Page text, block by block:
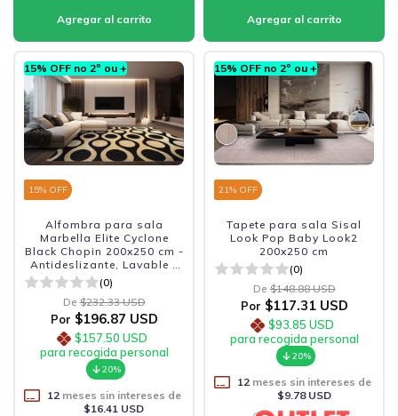
15% OFF no 2º ou +
15% OFF
Alfombra para sala
Marbella Elite Cyclone
Black Chopin 200x250 cm -
Antideslizante, Lavable y
Sofisticada.
(0)
De $232.33 USD
Por $196.87 USD
$157.50 USD
para recogida personal
20%
12meses sin intereses de
$16.41 USD
15% OFF no 2º ou +
21% OFF
Tapete para sala Sisal
Look Pop Baby Look2
200x250 cm
(0)
De $148.88 USD
Por $117.31 USD
$93.85 USD
para recogida personal
20%
12meses sin intereses de
$9.78 USD